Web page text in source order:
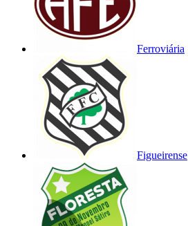
Ferroviária
Figueirense